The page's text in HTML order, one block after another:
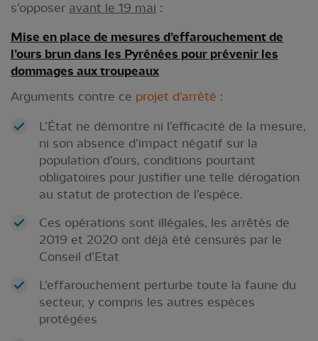
s’opposer avant le 19 mai :
Mise en place de mesures d’effarouchement de
l’ours brun dans les Pyrénées pour prévenir les
dommages aux troupeaux
Arguments contre ce projet d'arrêté :
L’État ne démontre ni l’efficacité de la mesure,
ni son absence d’impact négatif sur la
population d’ours, conditions pourtant
obligatoires pour justifier une telle dérogation
au statut de protection de l’espèce.
Ces opérations sont illégales, les arrêtés de
2019 et 2020 ont déjà été censurés par le
Conseil d’Etat
L’effarouchement perturbe toute la faune du
secteur, y compris les autres espèces
protégées